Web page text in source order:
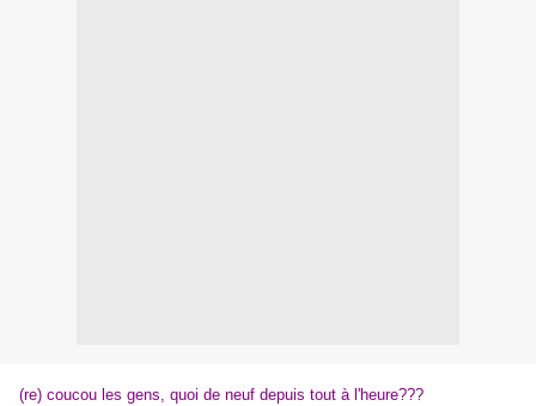
(re) coucou les gens, quoi de neuf depuis tout à l'heure???